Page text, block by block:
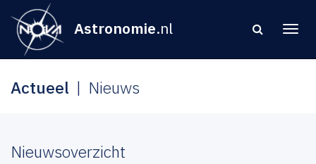
Astronomie.nl
Actueel Nieuws
Nieuwsoverzicht